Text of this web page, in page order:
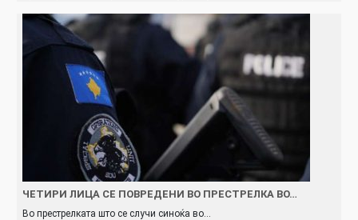
ЧЕТИРИ ЛИЦА СЕ ПОВРЕДЕНИ ВО ПРЕСТРЕЛКА ВО…
Во престрелката што се случи синоќа во…